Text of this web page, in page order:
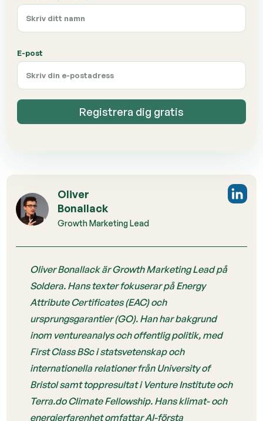
E-post
Registrera dig gratis
Oliver
Bonallack
Growth Marketing Lead
Oliver Bonallack är Growth Marketing Lead på
Soldera. Hans texter fokuserar på Energy
Attribute Certificates (EAC) och
ursprungsgarantier (GO). Han har bakgrund
inom ventureanalys och offentlig politik, med
First Class BSc i statsvetenskap och
internationella relationer från University of
Bristol samt toppresultat i Venture Institute och
Terra.do Climate Fellowship. Hans klimat- och
energierfarenhet omfattar AI-första